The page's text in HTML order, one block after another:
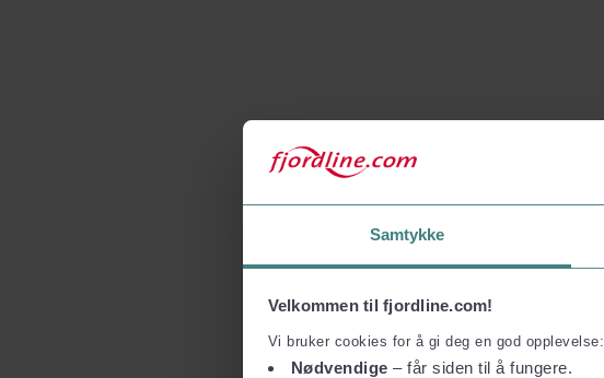
Samtykke
Velkommen til fjordline.com!
Vi bruker cookies for å gi deg en god opplevelse:
Nødvendige – får siden til å fungere.